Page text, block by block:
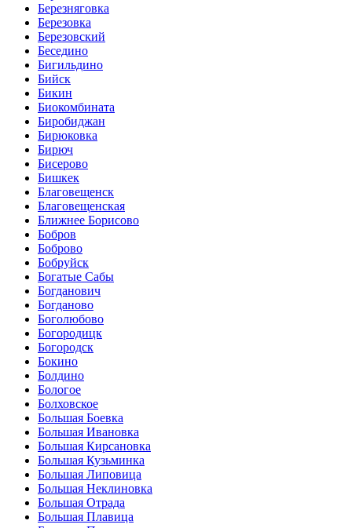
Березняговка
Березовка
Березовский
Беседино
Бигильдино
Бийск
Бикин
Биокомбината
Биробиджан
Бирюковка
Бирюч
Бисерово
Бишкек
Благовещенск
Благовещенская
Ближнее Борисово
Бобров
Боброво
Бобруйск
Богатые Сабы
Богданович
Богданово
Боголюбово
Богородицк
Богородск
Бокино
Болдино
Бологое
Болховское
Большая Боевка
Большая Ивановка
Большая Кирсановка
Большая Кузьминка
Большая Липовица
Большая Неклиновка
Большая Отрада
Большая Плавица